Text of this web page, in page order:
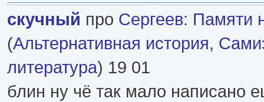
скучный про Сергеев: Памяти
(Альтернативная история,
литература) 19 01
блин ну чё так мало написано